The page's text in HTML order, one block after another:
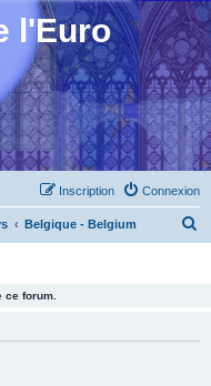
l'Euro
Connexion
Inscription
Belgique - Belgium
forum.